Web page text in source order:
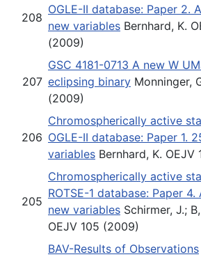
208
OGLE-II database: Paper 2.
new variables Bernhard, K.
(2009)
207
GSC 4181-0713 A new W
eclipsing binary Monninger,
(2009)
206
Chromospherically active
OGLE-II database: Paper 1.
variables Bernhard, K. OEJV
205
Chromospherically active
ROTSE-1 database: Paper
new variables Schirmer, J.;
OEJV 105 (2009)
BAV-Results of Observations